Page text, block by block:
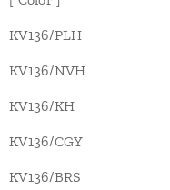
KV136/PLH
KV136/NVH
KV136/KH
KV136/CGY
KV136/BRS